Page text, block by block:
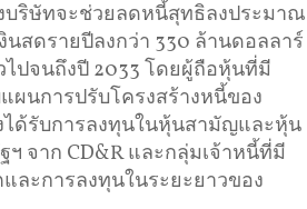
บริษัทจะช่วยลดหนี้สุทธิลงประมาณ
สดรายปีลงกว่า 330 ล้านดอลลาร์
ไปจนถึงปี 2033 โดยผู้ถือหุ้นที่มี
ผนการปรับโครงสร้างหนี้ของ
ได้รับการลงทุนในหุ้นสามัญและหุ้น
จาก CD&R และกลุ่มเจ้าหนี้ที่มี
ละการลงทุนในระยะยาวของ